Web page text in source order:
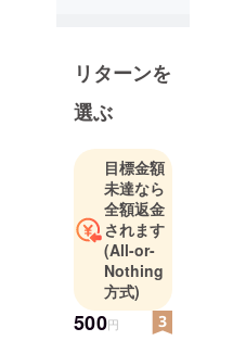
リターンを
選ぶ
目標金額
未達なら
全額返金
されます
(All-or-
Nothing
方式)
500円